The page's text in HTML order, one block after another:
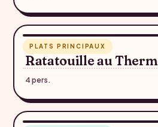
PLATS PRINCIPAUX
Ratatouille au
4 pers.